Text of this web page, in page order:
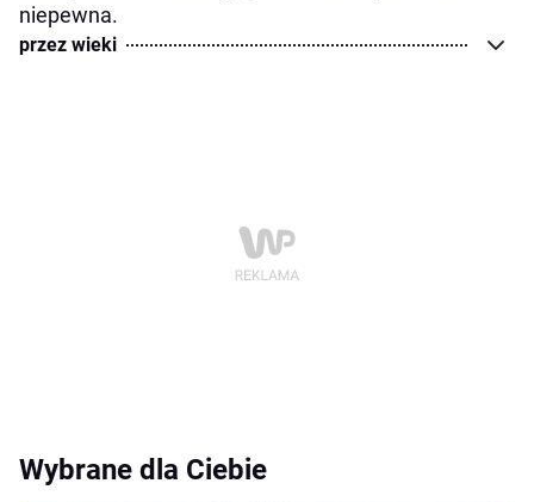
niepewna.
przez wieki
Wybrane dla Ciebie